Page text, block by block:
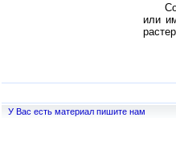
или
У Вас есть материал пишите нам